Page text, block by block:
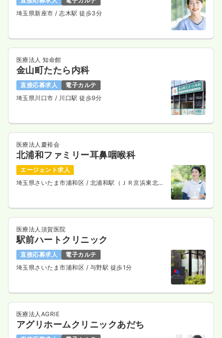
埼玉県新座市/ 志木駅 徒歩3分
医療法人 知命館
金山町たたら内科
直接応募求人
電子カルテ
埼玉県川口市/ 川口駅 徒歩9分
医療法人慶裕会
北浦和ファミリー耳鼻咽喉科
エージェント求人
埼玉県さいたま市浦和区 / 北浦和駅（ＪＲ京浜東北
医療法人須賀医院
駅前ハートクリニック
直接応募求人
電子カルテ
埼玉県さいたま市浦和区 / 与野駅 徒歩1分
医療法人AGRIE
アグリホームクリニックあだち